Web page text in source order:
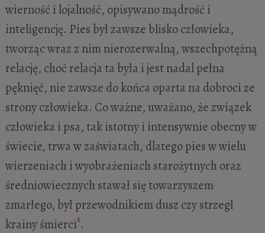
wierność i lojalność, opisywano mądrość i
inteligencję. Pies był zawsze blisko człowieka,
tworząc wraz z nim nierozerwalną, wszechpotężną
relację, choć relacja ta była i jest nadal pełna
pęknięć, nie zawsze do końca oparta na dobroci ze
strony człowieka. Co ważne, uważano, że związek
człowieka i psa, tak istotny i intensywnie obecny w
świecie, trwa w zaświatach, dlatego pies w wielu
wierzeniach i wyobrażeniach starożytnych oraz
średniowiecznych stawał się towarzyszem
zmarłego, był przewodnikiem dusz czy strzegł
krainy śmierci1.